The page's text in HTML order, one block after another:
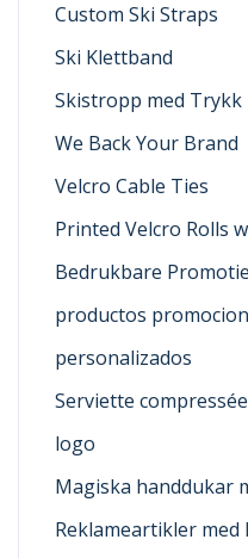
Custom Ski Straps
Ski Klettband
Skistropp med Trykk
We Back Your Brand
Velcro Cable Ties
Printed Velcro Rolls
Bedrukbare
productos
personalizados
Serviette
logo
Magiska handdukar
Reklameartikler med